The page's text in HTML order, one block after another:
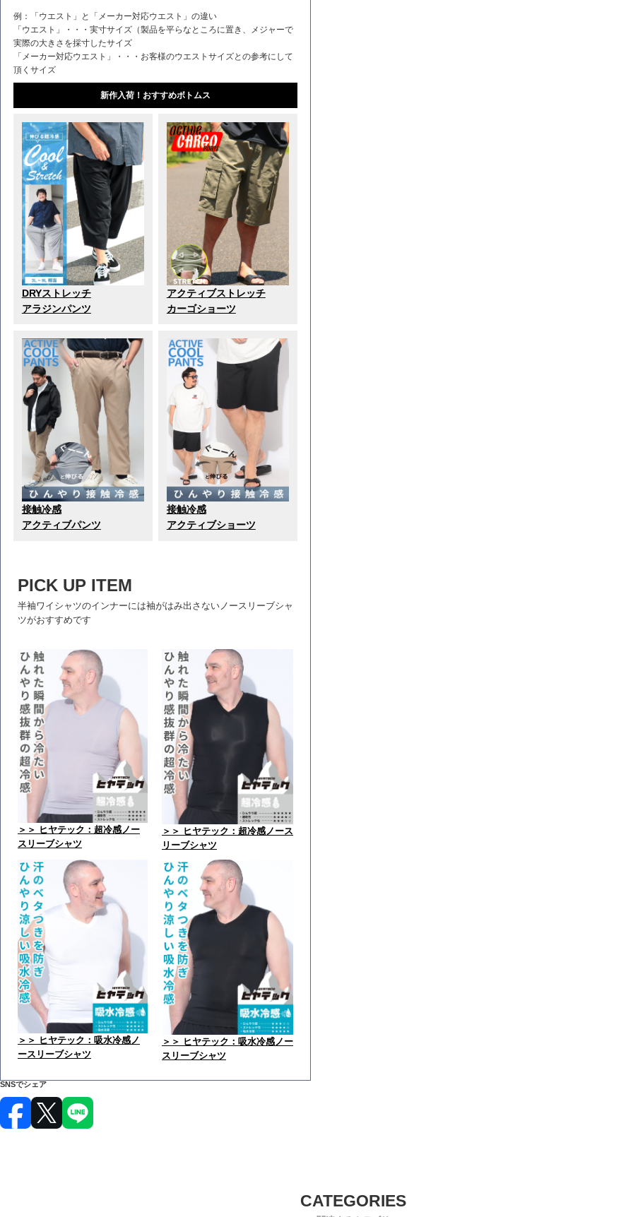
例：「ウエスト」と「メーカー対応ウエスト」の違い
「ウエスト」・・・実寸サイズ（製品を平らなところに置き、メジャーで
実際の大きさを採寸したサイズ
「メーカー対応ウエスト」・・・お客様のウエストサイズとの参考にして
頂くサイズ
新作入荷！おすすめボトムス
DRYストレッチ
アラジンパンツ
アクティブストレッチ
カーゴショーツ
接触冷感
アクティブパンツ
接触冷感
アクティブショーツ
PICK UP ITEM
半袖ワイシャツのインナーには袖がはみ出さないノースリーブシャ
ツがおすすめです
＞＞ ヒヤテック：超冷感ノー
スリーブシャツ
＞＞ ヒヤテック：超冷感ノース
リーブシャツ
＞＞ ヒヤテック：吸水冷感ノ
ースリーブシャツ
＞＞ ヒヤテック：吸水冷感ノー
スリーブシャツ
SNSでシェア